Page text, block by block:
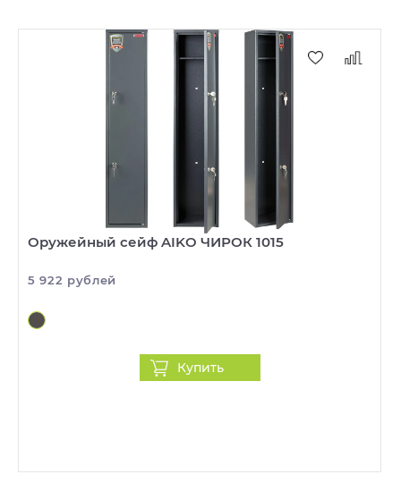
Оружейный сейф AIKO ЧИРОК 1015
5 922 рублей
Купить